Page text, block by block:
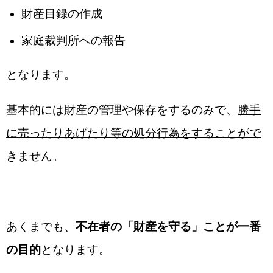
財産目録の作成
家庭裁判所への報告
となります。
基本的には財産の管理や保存をするのみで、 勝手
に売ったりあげたり等の処分行為をすることがで
きません。
あくまでも、 不在者の「財産を守る」ことが一番
の目的となります。